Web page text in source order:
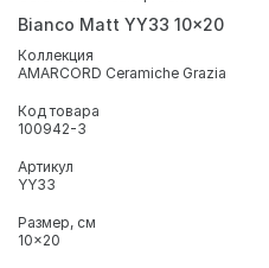
Bianco Matt YY33 10x20
Коллекция
AMARCORD Ceramiche Grazia
Код товара
100942-3
Артикул
YY33
Размер, см
10x20